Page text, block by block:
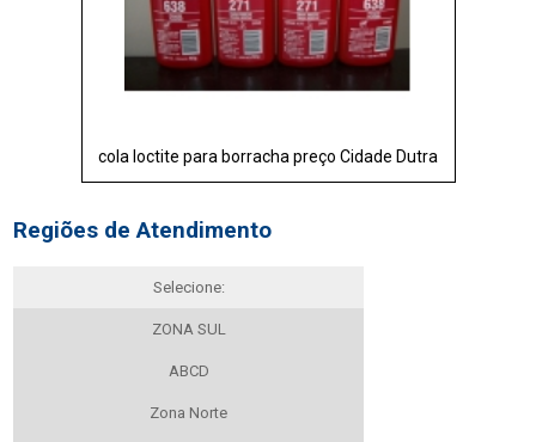
cola loctite para borracha preço Cidade Dutra
Regiões de Atendimento
Selecione:
ZONA SUL
ABCD
Zona Norte